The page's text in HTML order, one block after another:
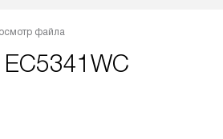
файла